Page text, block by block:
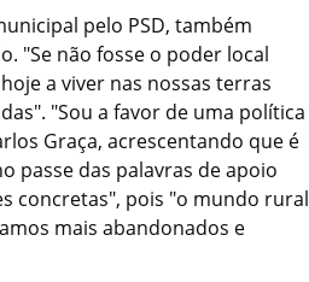
pelo PSD, também
"Se não fosse o poder local
a viver nas nossas terras
"Sou a favor de uma política
Graça, acrescentando que é
passe das palavras de apoio
concretas", pois "o mundo rural
mais abandonados e